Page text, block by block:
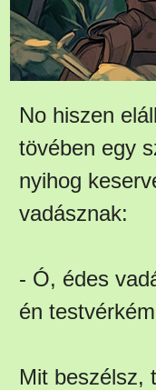
No hiszen
tövében egy
nyihog
vadásznak:
- Ó, édes
én
Mit beszélsz,